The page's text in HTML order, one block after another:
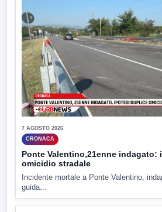
7 AGOSTO 2026
CRONACA
Ponte Valentino,21enne indagato:
omicidio stradale
Incidente mortale a Ponte Valentino,
guida...